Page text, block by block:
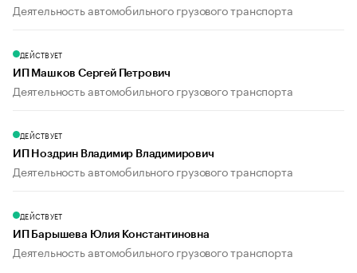
Деятельность автомобильного грузового транспорта
ДЕЙСТВУЕТ
ИП Машков Сергей Петрович
Деятельность автомобильного грузового транспорта
ДЕЙСТВУЕТ
ИП Ноздрин Владимир Владимирович
Деятельность автомобильного грузового транспорта
ДЕЙСТВУЕТ
ИП Барышева Юлия Константиновна
Деятельность автомобильного грузового транспорта